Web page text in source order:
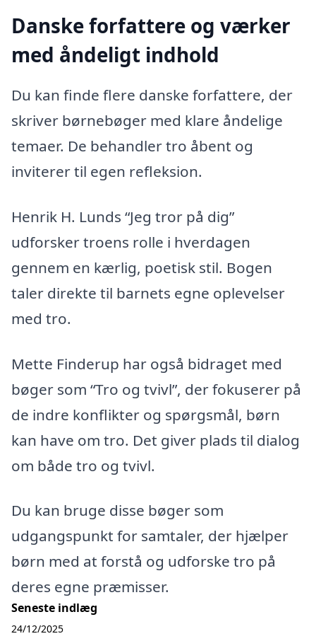
Danske forfattere og værker
med åndeligt indhold
Du kan finde flere danske forfattere, der
skriver børnebøger med klare åndelige
temaer. De behandler tro åbent og
inviterer til egen refleksion.
Henrik H. Lunds “Jeg tror på dig”
udforsker troens rolle i hverdagen
gennem en kærlig, poetisk stil. Bogen
taler direkte til barnets egne oplevelser
med tro.
Mette Finderup har også bidraget med
bøger som “Tro og tvivl”, der fokuserer på
de indre konflikter og spørgsmål, børn
kan have om tro. Det giver plads til dialog
om både tro og tvivl.
Du kan bruge disse bøger som
udgangspunkt for samtaler, der hjælper
børn med at forstå og udforske tro på
deres egne præmisser.
Seneste indlæg
24/12/2025